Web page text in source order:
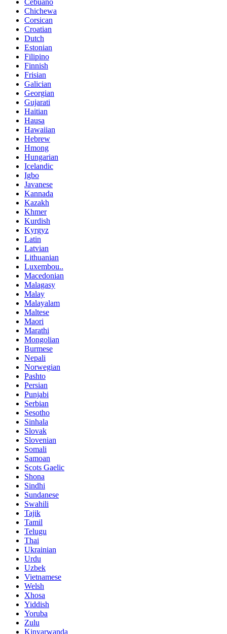
Cebuano
Chichewa
Corsican
Croatian
Dutch
Estonian
Filipino
Finnish
Frisian
Galician
Georgian
Gujarati
Haitian
Hausa
Hawaiian
Hebrew
Hmong
Hungarian
Icelandic
Igbo
Javanese
Kannada
Kazakh
Khmer
Kurdish
Kyrgyz
Latin
Latvian
Lithuanian
Luxembou..
Macedonian
Malagasy
Malay
Malayalam
Maltese
Maori
Marathi
Mongolian
Burmese
Nepali
Norwegian
Pashto
Persian
Punjabi
Serbian
Sesotho
Sinhala
Slovak
Slovenian
Somali
Samoan
Scots Gaelic
Shona
Sindhi
Sundanese
Swahili
Tajik
Tamil
Telugu
Thai
Ukrainian
Urdu
Uzbek
Vietnamese
Welsh
Xhosa
Yiddish
Yoruba
Zulu
Kinyarwanda